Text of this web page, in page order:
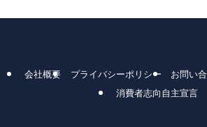
会社概要 プライバシーポリシー お問い
消費者志向自主宣言